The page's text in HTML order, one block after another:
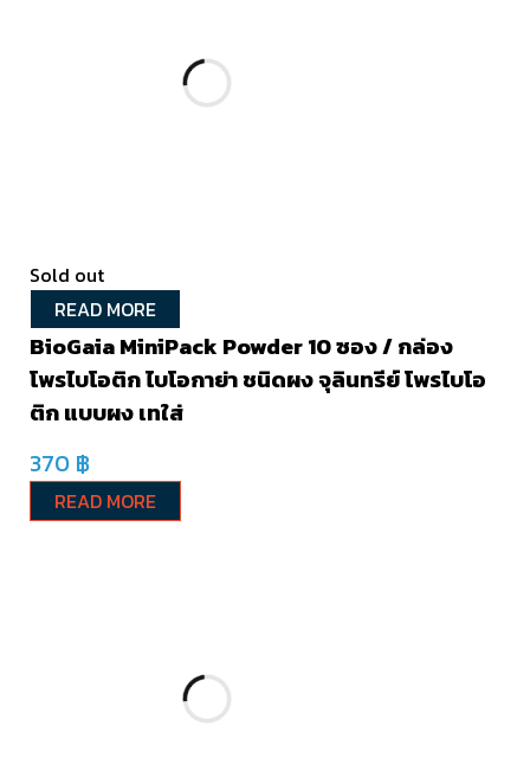
Sold out
READ MORE
BioGaia MiniPack Powder 10 ซอง / กล่อง
โพรไบโอติก ไบโอกาย่า ชนิดผง จุลินทรีย์ โพรไบโอ
ติก แบบผง เทใส่
370 ฿
READ MORE